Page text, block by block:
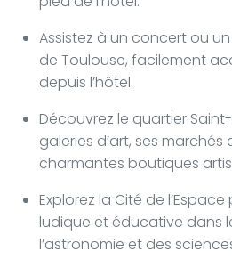
Assistez à un concert ou
de Toulouse, facilement
depuis l’hôtel.
Découvrez le quartier
galeries d’art, ses marchés
charmantes boutiques
Explorez la Cité de
ludique et éducative dans
l’astronomie et des